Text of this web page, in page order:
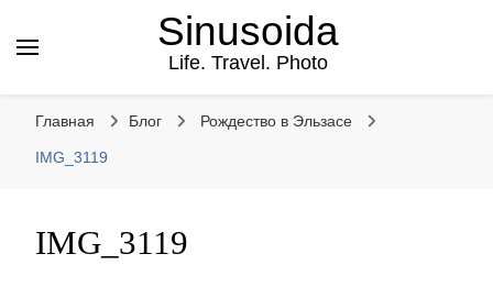
Sinusoida
Life. Travel. Photo
Главная Блог Рождество в Эльзасе
IMG_3119
IMG_3119